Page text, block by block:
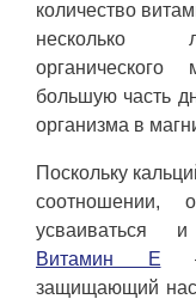
количество
несколько
большую часть
организма в
Поскольку
соотношении,
усваиваться и
Витамин Е —
защищающий нас